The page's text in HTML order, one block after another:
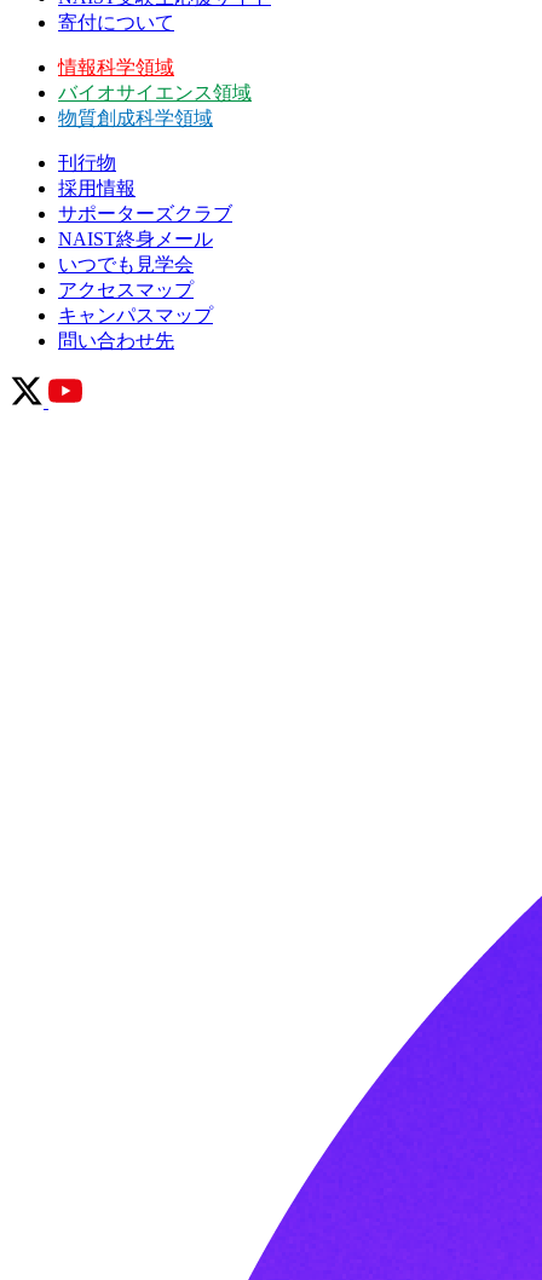
寄付について
情報科学領域
バイオサイエンス領域
物質創成科学領域
刊行物
採用情報
サポーターズクラブ
NAIST終身メール
いつでも見学会
アクセスマップ
キャンパスマップ
問い合わせ先